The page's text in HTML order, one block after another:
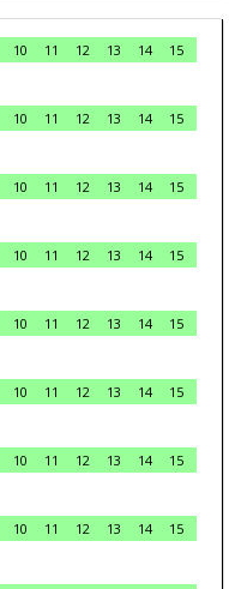
10 11 12 13 14
15
10 11 12 13 14
15
10 11 12 13 14
15
10 11 12 13 14
15
10 11 12 13 14
15
10 11 12 13 14
15
10 11 12 13 14
15
10 11 12 13 14
15